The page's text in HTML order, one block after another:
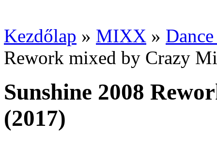
Kezdőlap » MIXX »
Rework mixed by Crazy
Sunshine 2008
(2017)